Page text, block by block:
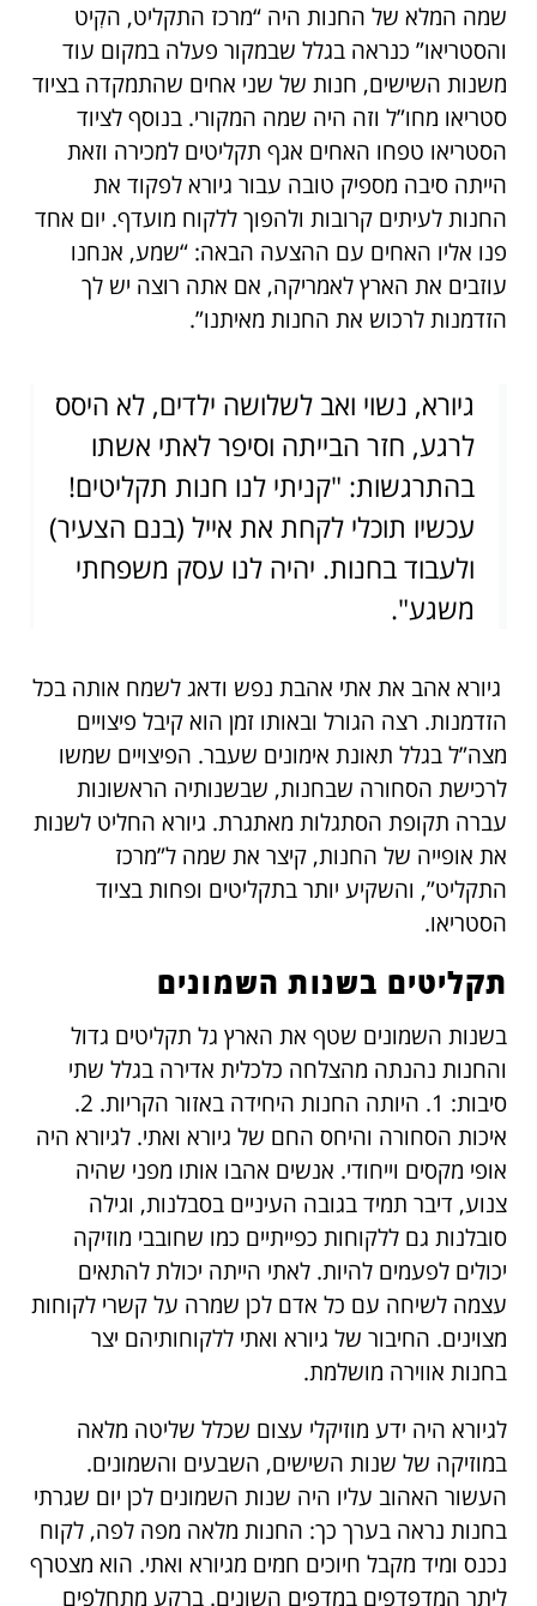
שמה המלא של החנות היה “מרכז התקליט, הקִיט
והסטריאו” כנראה בגלל שבמקור פעלה במקום עוד
משנות השישים, חנות של שני אחים שהתמקדה בציוד
סטריאו מחו”ל וזה היה שמה המקורי. בנוסף לציוד
הסטריאו טפחו האחים אגף תקליטים למכירה וזאת
הייתה סיבה מספיק טובה עבור גיורא לפקוד את
החנות לעיתים קרובות ולהפוך ללקוח מועדף. יום אחד
פנו אליו האחים עם ההצעה הבאה: “שמע, אנחנו
עוזבים את הארץ לאמריקה, אם אתה רוצה יש לך
הזדמנות לרכוש את החנות מאיתנו”.
גיורא, נשוי ואב לשלושה ילדים, לא היסס
לרגע, חזר הבייתה וסיפר לאתי אשתו
בהתרגשות: "קניתי לנו חנות תקליטים!
עכשיו תוכלי לקחת את אייל (בנם הצעיר)
ולעבוד בחנות. יהיה לנו עסק משפחתי
משגע".
גיורא אהב את אתי אהבת נפש ודאג לשמח אותה בכל
הזדמנות. רצה הגורל ובאותו זמן הוא קיבל פיצויים
מצה”ל בגלל תאונת אימונים שעבר. הפיצויים שמשו
לרכישת הסחורה שבחנות, שבשנותיה הראשונות
עברה תקופת הסתגלות מאתגרת. גיורא החליט לשנות
את אופייה של החנות, קיצר את שמה ל”מרכז
התקליט”, והשקיע יותר בתקליטים ופחות בציוד
הסטריאו.
תקליטים בשנות השמונים
בשנות השמונים שטף את הארץ גל תקליטים גדול
והחנות נהנתה מהצלחה כלכלית אדירה בגלל שתי
סיבות: 1. היותה החנות היחידה באזור הקריות. 2.
איכות הסחורה והיחס החם של גיורא ואתי. לגיורא היה
אופי מקסים וייחודי. אנשים אהבו אותו מפני שהיה
צנוע, דיבר תמיד בגובה העיניים בסבלנות, וגילה
סובלנות גם ללקוחות כפייתיים כמו שחובבי מוזיקה
יכולים לפעמים להיות. לאתי הייתה יכולת להתאים
עצמה לשיחה עם כל אדם לכן שמרה על קשרי לקוחות
מצוינים. החיבור של גיורא ואתי ללקוחותיהם יצר
בחנות אווירה מושלמת.
לגיורא היה ידע מוזיקלי עצום שכלל שליטה מלאה
במוזיקה של שנות השישים, השבעים והשמונים.
העשור האהוב עליו היה שנות השמונים לכן יום שגרתי
בחנות נראה בערך כך: החנות מלאה מפה לפה, לקוח
נכנס ומיד מקבל חיוכים חמים מגיורא ואתי. הוא מצטרף
ליתר המדפדפים במדפים השונים. ברקע מתחלפים